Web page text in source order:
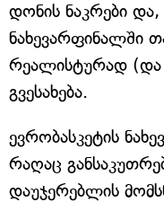
დონის ნაკრები და,
ნახევარფინალში
რეალისტურად (და
გვესახება.
ევრობასკეტის
რაღაც
დაუჯერებლის